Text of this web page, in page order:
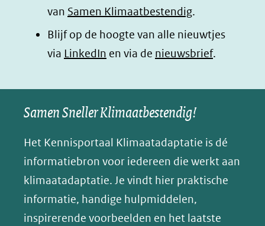
van Samen Klimaatbestendig.
Blijf op de hoogte van alle nieuwtjes
via LinkedIn (opent
nieuw
venster)
naar
een
andere
website)
en via de nieuwsbrief.
Samen Sneller Klimaatbestendig!
Het Kennisportaal Klimaatadaptatie is dé
informatiebron voor iedereen die werkt aan
klimaatadaptatie. Je vindt hier praktische
informatie, handige hulpmiddelen,
inspirerende voorbeelden en het laatste